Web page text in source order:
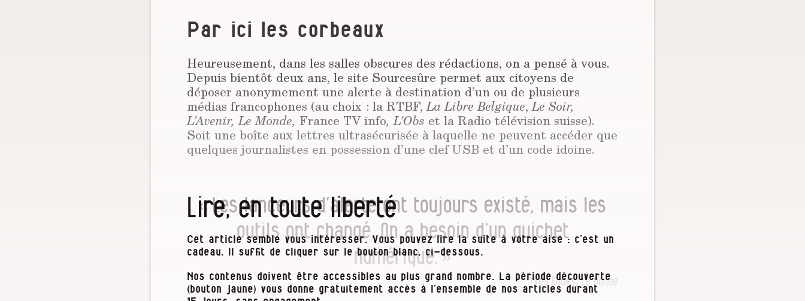
Par ici les corbeaux
Heureusement, dans les salles obscures des rédactions, on a pensé à vous.
Depuis bientôt deux ans, le site Sourcesûre permet aux citoyens de
déposer anonymement une alerte à destination d’un ou de plusieurs
médias francophones (au choix : la RTBF,La Libre Belgi­que,Le Soir,
L’Avenir, Le Monde, France TV info, L’Obs et la Radio télévision suisse).
Soit une boîte aux lettres ultrasécurisée à laquel­le ne peuvent accéder que
quel­ques journalistes en possession d’une clef USB et d’un code idoine.
« Les lanceurs d’alerte ont toujours existé, mais les
outils ont changé. On a besoin d’un guichet
numérique. »
Yves Eudes, Le Monde
Lire, en toute liberté
Cet article semble vous intéresser. Vous pouvez lire la suite à votre aise : c’est un
cadeau. Il suffit de cliquer sur le bouton blanc, ci-dessous.
Nos contenus doivent être accessibles au plus grand nombre. La période découverte
(bouton jaune) vous donne gratuitement accès à l’ensemble de nos articles durant